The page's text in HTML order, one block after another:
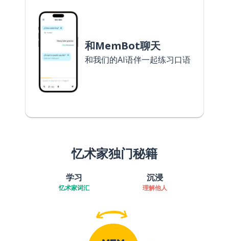
和MemBot聊天
和我们的AI语伴一起练习口语
忆术家独门秘籍
学习
忆术家词汇
沉浸
理解他人